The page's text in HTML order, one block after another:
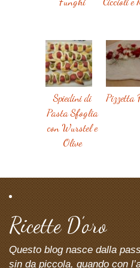
Pizzetta
Spiedini di
Pasta Sfoglia
con Wurstel e
Olive
Ricette D’oro
Questo blog nasce dalla
sin da piccola, quando con